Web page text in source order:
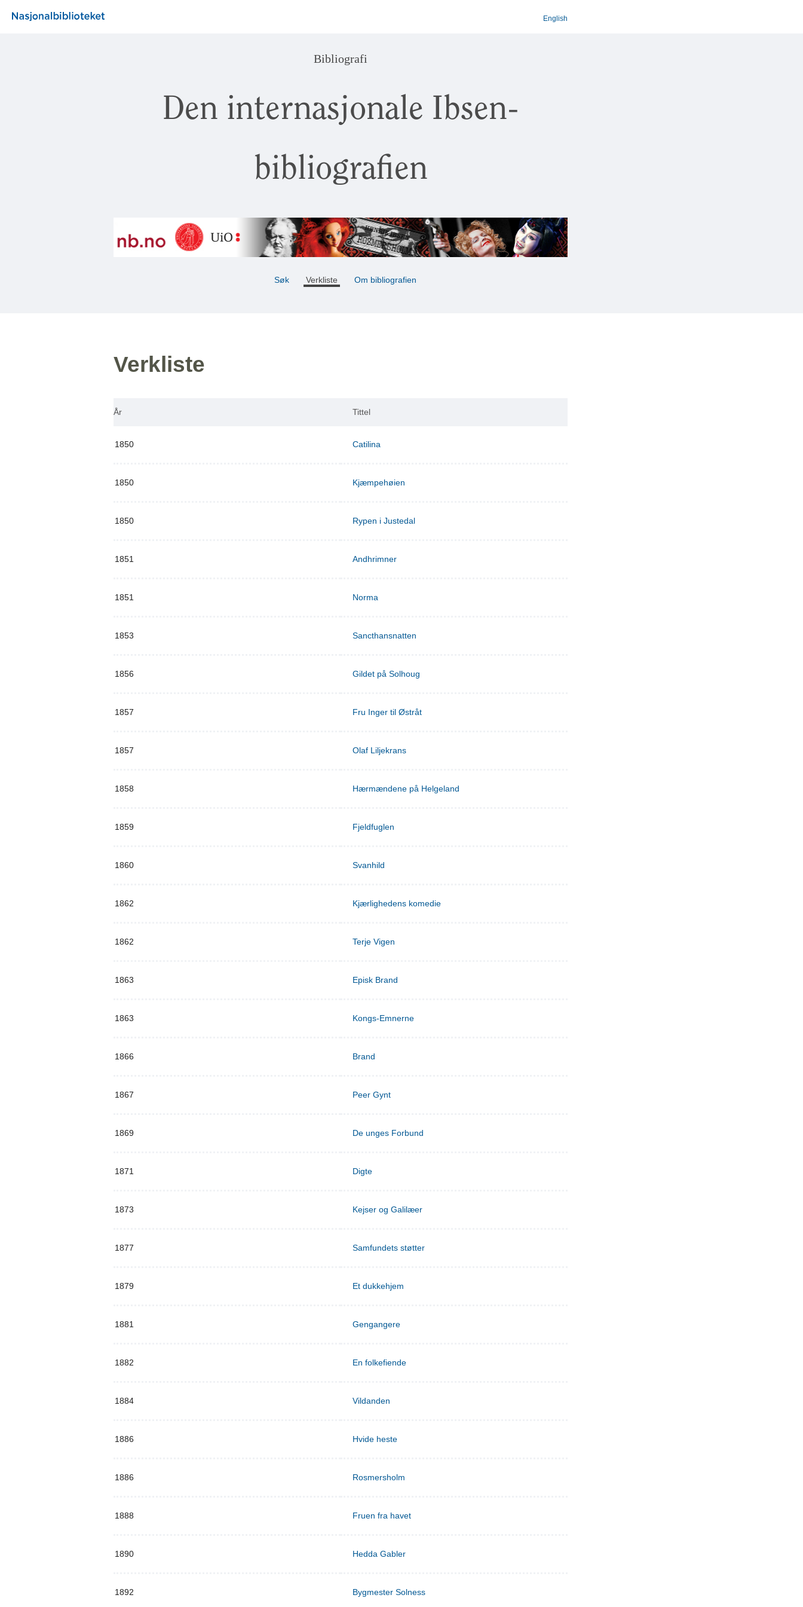
English
Bibliografi
Den internasjonale Ibsen-
bibliografien
Søk Verkliste Om bibliografien
Verkliste
År Tittel
1850 Catilina
1850 Kjæmpehøien
1850 Rypen i Justedal
1851 Andhrimner
1851 Norma
1853 Sancthansnatten
1856 Gildet på Solhoug
1857 Fru Inger til Østråt
1857 Olaf Liljekrans
1858 Hærmændene på Helgeland
1859 Fjeldfuglen
1860 Svanhild
1862 Kjærlighedens komedie
1862 Terje Vigen
1863 Episk Brand
1863 Kongs-Emnerne
1866 Brand
1867 Peer Gynt
1869 De unges Forbund
1871 Digte
1873 Kejser og Galilæer
1877 Samfundets støtter
1879 Et dukkehjem
1881 Gengangere
1882 En folkefiende
1884 Vildanden
1886 Hvide heste
1886 Rosmersholm
1888 Fruen fra havet
1890 Hedda Gabler
1892 Bygmester Solness